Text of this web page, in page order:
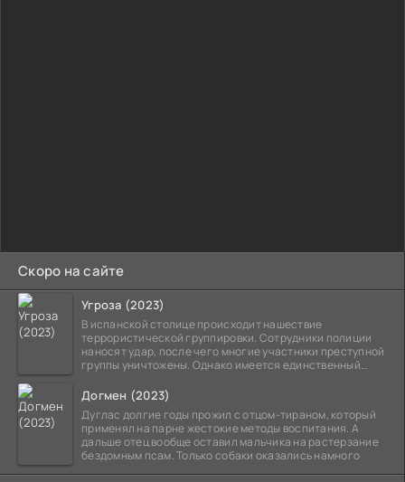
Скоро на сайте
Угроза (2023)
В испанской столице происходит нашествие
террористической группировки. Сотрудники полиции
наносят удар, после чего многие участники преступной
группы уничтожены. Однако имеется единственный
Догмен (2023)
Дуглас долгие годы прожил с отцом-тираном, который
применял на парне жестокие методы воспитания. А
дальше отец вообще оставил мальчика на растерзание
бездомным псам. Только собаки оказались намного